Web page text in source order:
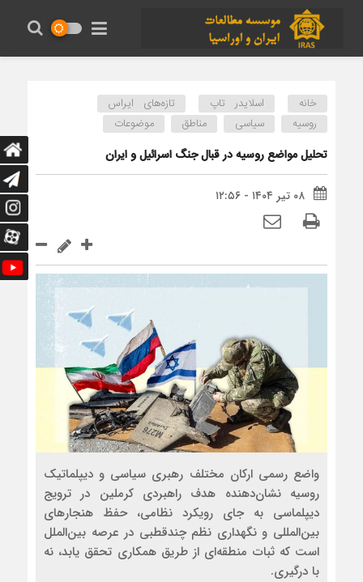
خانه اسلایدر تاپ
تازه‌های ایراس
روسیه
سیاسی مناطق موضوعات
تحلیل مواضع روسیه در قبال جنگ اسرائیل و ایران
۰۸ تیر ۱۴۰۴ - ۱۲:۵۶
واضع رسمی ارکان مختلف رهبری سیاسی و دیپلماتیک
روسیه نشان‌دهنده هدف راهبردی کرملین در ترویج
دیپلماسی به جای رویکرد نظامی، حفظ هنجارهای
بین‌المللی و نگهداری نظم چندقطبی در عرصه بین‌الملل
است که ثبات منطقه‌ای از طریق همکاری تحقق یابد، نه
با درگیری.